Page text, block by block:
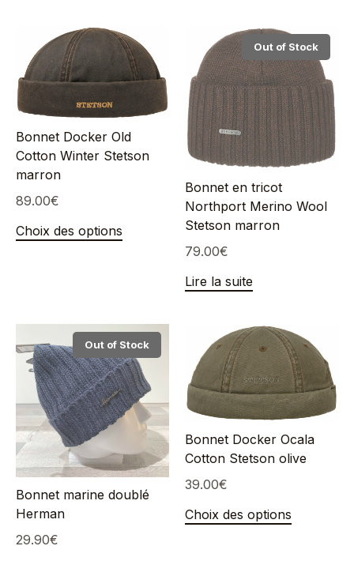
Bonnet Docker Old
Cotton Winter Stetson
marron
89.00€
Choix des options
Out of Stock
Bonnet en tricot
Northport Merino Wool
Stetson marron
79.00€
Lire la suite
Out of Stock
Bonnet marine doublé
Herman
29.90€
Bonnet Docker Ocala
Cotton Stetson olive
39.00€
Choix des options